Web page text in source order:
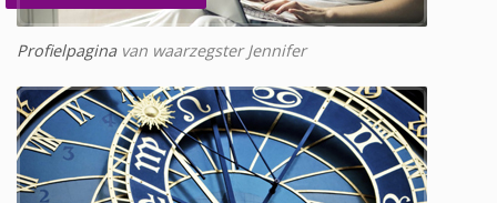
Profielpagina van waarzegster Jennifer